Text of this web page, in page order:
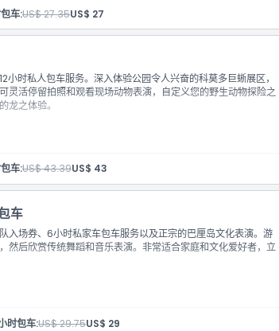
费须以现金直接支付给司机
Bangli, Klungkung 每车/区域IDR 250,000；Jatiluwih,
；Gilimanuk港、Menjangan、Pemuteran IDR
接送时间为00:00-06:00）IDR 250,000
给司机
，邂逅各种动物甚至濒危物种
乌鲁瓦图、金巴兰、沙努尔、乌布和塔纳洛特
供应情况而定，且可能因保持适当的CHSE（清洁、健康、安
车:US$ 27.35US$ 27
时私人包车服务。深入体验公园令人兴奋的科莫多巨蜥展区，
灵活停留拍照和观看现场动物表演，自定义您的野生动物探险之
龙之体验。
多种动物，包含濒危物种
瓦、乌鲁瓦图、金巴兰、沙努尔、乌布和塔纳洛特
车:US$ 43.39US$ 43
车
入场券、6小时私家车包车服务以及正宗的巴厘岛文化表演。游
然后欣赏传统舞蹈和音乐表演。非常适合家庭和文化爱好者，立
时包车:US$ 29.75US$ 29